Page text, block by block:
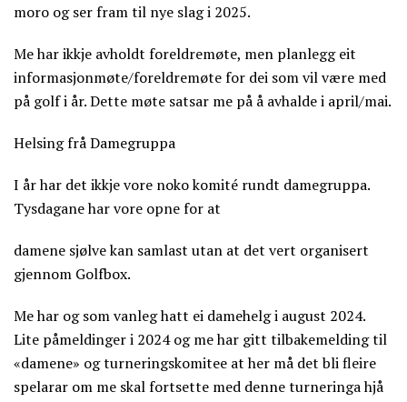
moro og ser fram til nye slag i 2025.
Me har ikkje avholdt foreldremøte, men planlegg eit
informasjonmøte/foreldremøte for dei som vil være med
på golf i år. Dette møte satsar me på å avhalde i april/mai.
Helsing frå Damegruppa
I år har det ikkje vore noko komité rundt damegruppa.
Tysdagane har vore opne for at
damene sjølve kan samlast utan at det vert organisert
gjennom Golfbox.
Me har og som vanleg hatt ei damehelg i august 2024.
Lite påmeldinger i 2024 og me har gitt tilbakemelding til
«damene» og turneringskomitee at her må det bli fleire
spelarar om me skal fortsette med denne turneringa hjå